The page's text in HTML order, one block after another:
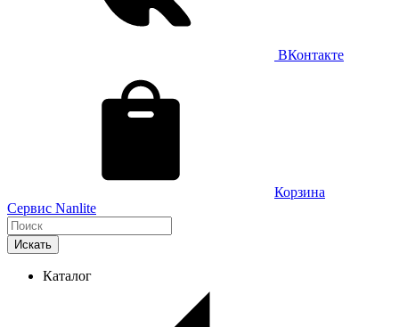
ВКонтакте
Корзина
Сервис Nanlite
Искать
Каталог